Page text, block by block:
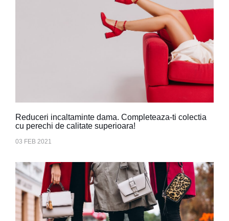
Reduceri incaltaminte dama. Completeaza-ti colectia
cu perechi de calitate superioara!
03 FEB 2021